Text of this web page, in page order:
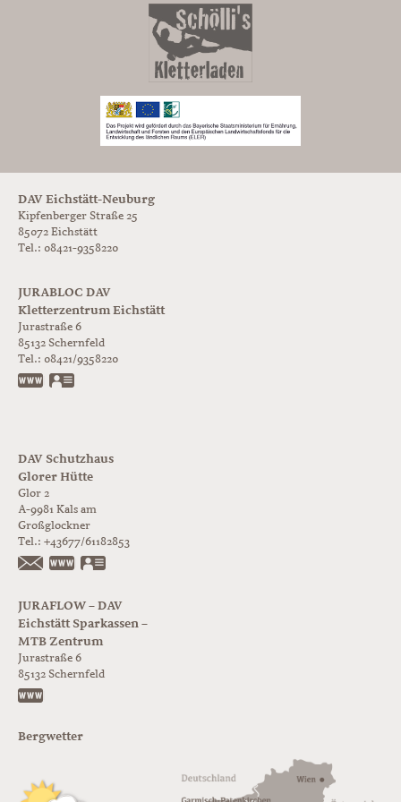
DAV Eichstätt-Neuburg
Kipfenberger Straße 25
85072 Eichstätt
Tel.: 08421-9358220
JURABLOC DAV
Kletterzentrum Eichstätt
Jurastraße 6
85132 Schernfeld
Tel.: 08421/9358220
www.jurabloc.de
DAV Schutzhaus
Glorer Hütte
Glor 2
A-9981 Kals am
Großglockner
Tel.: +43677/61182853
https://www.glorer-huette.at/
JURAFLOW – DAV
Eichstätt Sparkassen –
MTB Zentrum
Jurastraße 6
85132 Schernfeld
Bergwetter